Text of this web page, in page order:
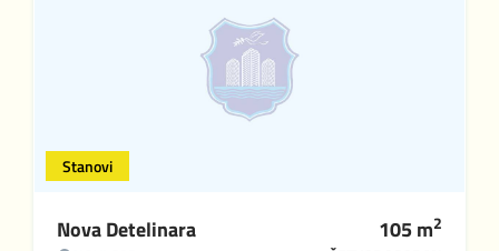
Stanovi
Nova Detelinara 105m2